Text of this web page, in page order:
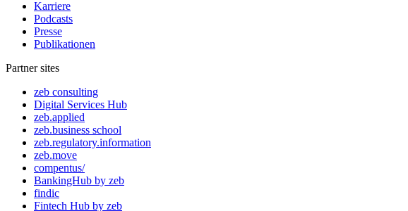
Karriere
Podcasts
Presse
Publikationen
Partner sites
zeb consulting
Digital Services Hub
zeb.applied
zeb.business school
zeb.regulatory.information
zeb.move
compentus/
BankingHub by zeb
findic
Fintech Hub by zeb